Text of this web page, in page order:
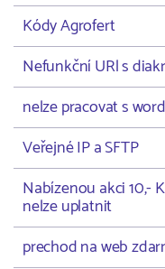
Kódy Agrofert
Nefunkční URl s
nelze pracovat s
Veřejné IP a SFTP
Nabízenou akci 10,-
nelze uplatnit
prechod na web